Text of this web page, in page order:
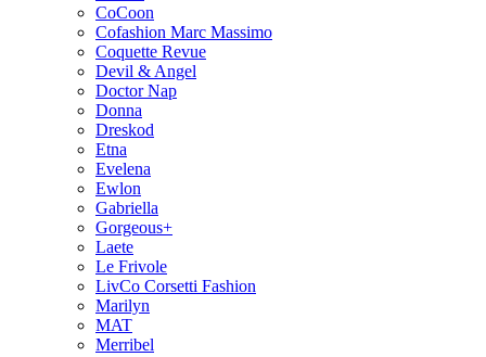
CoCoon
Cofashion Marc Massimo
Coquette Revue
Devil & Angel
Doctor Nap
Donna
Dreskod
Etna
Evelena
Ewlon
Gabriella
Gorgeous+
Laete
Le Frivole
LivCo Corsetti Fashion
Marilyn
MAT
Merribel